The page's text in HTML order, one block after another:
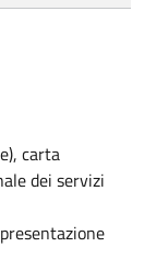
carta
dei servizi